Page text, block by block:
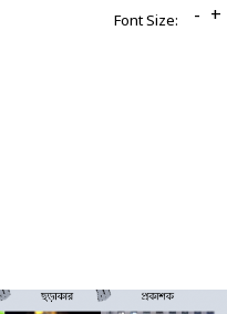
Font Size: - +